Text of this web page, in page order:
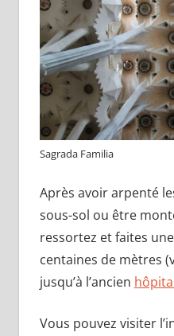
Sagrada Familia
Après avoir arpenté
sous-sol ou être
ressortez et faites
centaines de mètres
jusqu’à l’ancien
Vous pouvez visiter